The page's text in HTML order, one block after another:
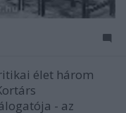
élet három
- az